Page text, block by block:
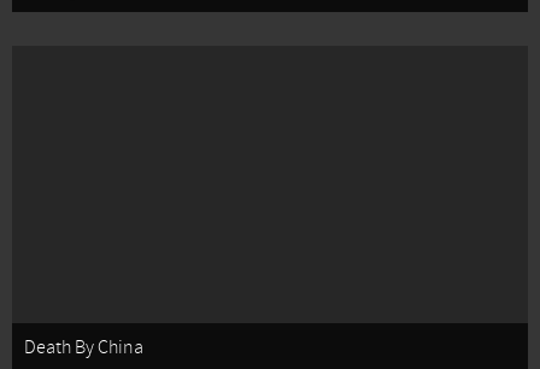
Death By China